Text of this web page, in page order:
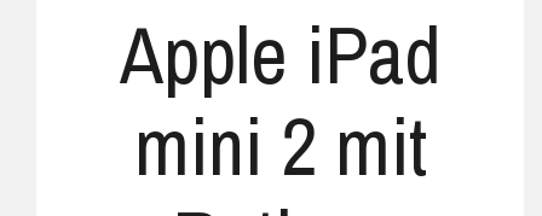
Apple iPad
mini 2 mit